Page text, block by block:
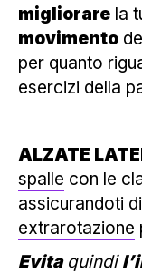
migliorare la
movimento
per quanto
esercizi della
ALZATE
spalle con le
assicurandoti
extrarotazione
Evitaquindi